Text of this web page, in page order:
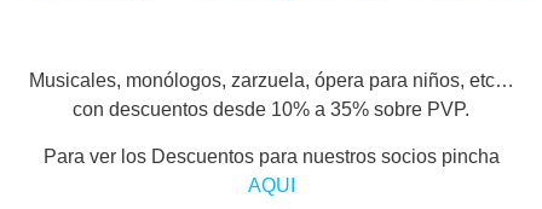
Musicales, monólogos, zarzuela, ópera para niños, etc…
con descuentos desde 10% a 35% sobre PVP.
Para ver los Descuentos para nuestros socios pincha
AQUI